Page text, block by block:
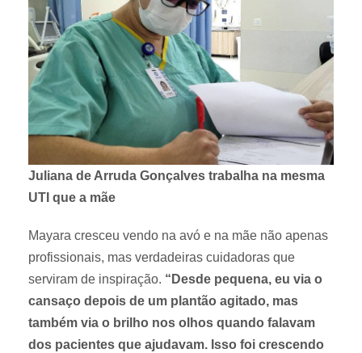
Juliana de Arruda Gonçalves trabalha na mesma
UTI que a mãe
Mayara cresceu vendo na avó e na mãe não apenas
profissionais, mas verdadeiras cuidadoras que
serviram de inspiração. “Desde pequena, eu via o
cansaço depois de um plantão agitado, mas
também via o brilho nos olhos quando falavam
dos pacientes que ajudavam. Isso foi crescendo